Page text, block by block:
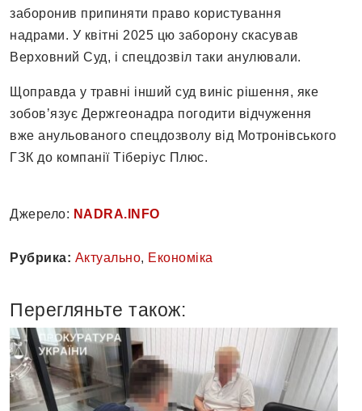
заборонив припиняти право користування
надрами. У квітні 2025 цю заборону скасував
Верховний Суд, і спецдозвіл таки анулювали.
Щоправда у травні інший суд виніс рішення, яке
зобовʼязує Держгеонадра погодити відчуження
вже анульованого спецдозволу від Мотронівського
ГЗК до компанії Тіберіус Плюс.
Джерело: NADRA.INFO
Рубрика: Актуально, Економіка
Перегляньте також: